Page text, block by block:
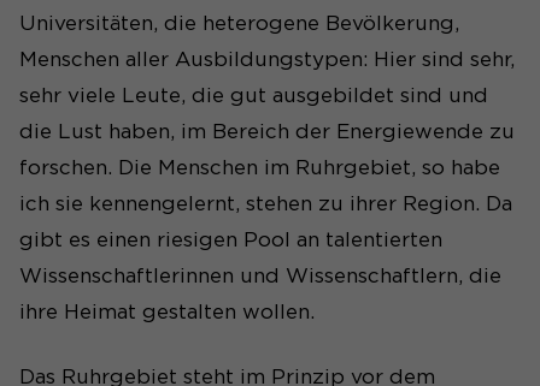
Universitäten, die heterogene Bevölkerung,
Menschen aller Ausbildungstypen: Hier sind sehr,
sehr viele Leute, die gut ausgebildet sind und
die Lust haben, im Bereich der Energiewende zu
forschen. Die Menschen im Ruhrgebiet, so habe
ich sie kennengelernt, stehen zu ihrer Region. Da
gibt es einen riesigen Pool an talentierten
Wissenschaftlerinnen und Wissenschaftlern, die
ihre Heimat gestalten wollen.
Das Ruhrgebiet steht im Prinzip vor dem